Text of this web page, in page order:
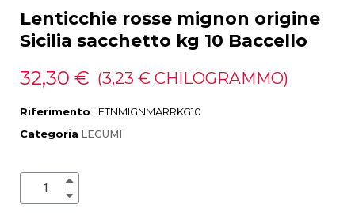
Lenticchie rosse mignon origine
Sicilia sacchetto kg 10 Baccello
32,30 € (3,23 € CHILOGRAMMO)
Riferimento LETNMIGNMARRKG10
Categoria LEGUMI